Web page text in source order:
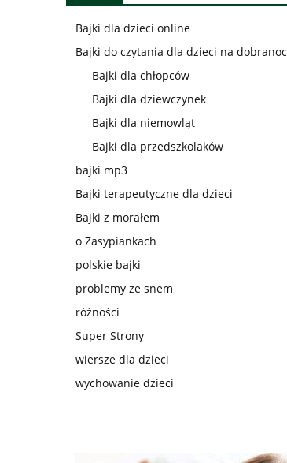
Bajki dla dzieci online
Bajki do czytania dla dzieci na dobranoc
Bajki dla chłopców
Bajki dla dziewczynek
Bajki dla niemowląt
Bajki dla przedszkolaków
bajki mp3
Bajki terapeutyczne dla dzieci
Bajki z morałem
o Zasypiankach
polskie bajki
problemy ze snem
różności
Super Strony
wiersze dla dzieci
wychowanie dzieci